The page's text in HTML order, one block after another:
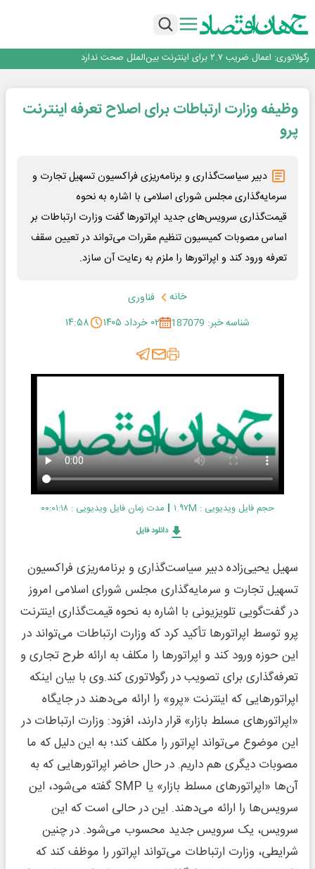
یک اشتباه کلاد، تمام اطلاعات کاربر را به باد داد
رگولاتوری: اعمال ضریب ۲.۷ برای اینترنت بین‌الملل صحت ندارد
با تقاضای برق ناپایدار هوش مصنوعی خودزنی می‌کند
یک اشتباه کلاد، تمام اطلاعات کاربر را به باد داد
اینوتکس امسال با مدل جدید برگزار می‌شود
وظیفه وزارت ارتباطات برای اصلاح تعرفه اینترنت
پرو
دبیر سیاست‌گذاری و برنامه‌ریزی فراکسیون تسهیل تجارت و
سرمایه‌گذاری مجلس شورای اسلامی با اشاره به نحوه
قیمت‌گذاری سرویس‌های جدید اپراتورها گفت وزارت ارتباطات بر
اساس مصوبات کمیسیون تنظیم مقررات می‌تواند در تعیین سقف
تعرفه ورود کند و اپراتورها را ملزم به رعایت آن سازد.
خانه
فناوری
شناسه خبر: 187079
۰۲ خرداد ۱۴۰۵ ۱۴:۵۸
حجم فایل ویدیویی : ۱.۹۷M مدت زمان فایل ویدیویی : ۰۰:۰۱:۱۸
دانلود فایل
سهیل یحیی‌زاده دبیر سیاست‌گذاری و برنامه‌ریزی فراکسیون
تسهیل تجارت و سرمایه‌گذاری مجلس شورای اسلامی امروز
در گفت‌گویی تلویزیونی با اشاره به نحوه قیمت‌گذاری اینترنت
پرو توسط اپراتورها تأکید کرد که وزارت ارتباطات می‌تواند در
این حوزه ورود کند و اپراتورها را مکلف به ارائه طرح تجاری و
تعرفه‌گذاری برای تصویب در رگولاتوری کند.وی با بیان اینکه
اپراتورهایی که اینترنت «پرو» را ارائه می‌دهند در جایگاه
«اپراتورهای مسلط بازار» قرار دارند، افزود: وزارت ارتباطات در
این موضوع می‌تواند اپراتور را مکلف کند؛ به این دلیل که ما
مصوبات دیگری هم داریم. در حال حاضر اپراتورهایی که به
آن‌ها «اپراتورهای مسلط بازار» یا SMP گفته می‌شود، این
سرویس‌ها را ارائه می‌دهند. این در حالی است که این
سرویس، یک سرویس جدید محسوب می‌شود. در چنین
شرایطی، وزارت ارتباطات می‌تواند اپراتور را موظف کند که